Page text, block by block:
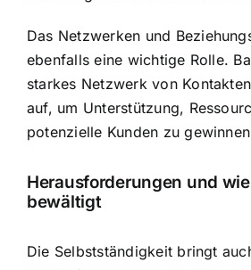
Das Netzwerken und
ebenfalls eine wichtige Rolle.
starkes Netzwerk von
auf, um Unterstützung,
potenzielle Kunden zu
Herausforderungen und
bewältigt
Die Selbstständigkeit bringt